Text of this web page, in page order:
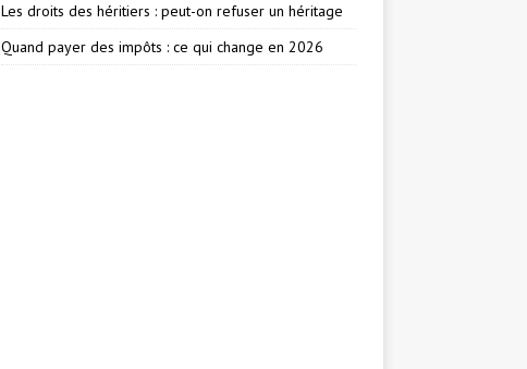
Les droits des héritiers : peut-on refuser un héritage
Quand payer des impôts : ce qui change en 2026